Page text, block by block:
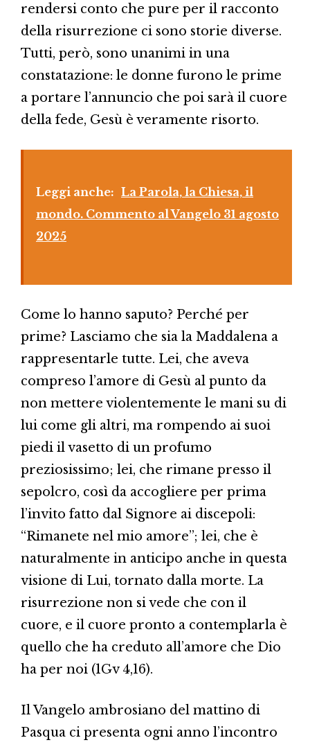
rendersi conto che pure per il racconto
della risurrezione ci sono storie diverse.
Tutti, però, sono unanimi in una
constatazione: le donne furono le prime
a portare l’annuncio che poi sarà il cuore
della fede, Gesù è veramente risorto.
Leggi anche: La Parola, la Chiesa, il
mondo. Commento al Vangelo 31 agosto
2025
Come lo hanno saputo? Perché per
prime? Lasciamo che sia la Maddalena a
rappresentarle tutte. Lei, che aveva
compreso l’amore di Gesù al punto da
non mettere violentemente le mani su di
lui come gli altri, ma rompendo ai suoi
piedi il vasetto di un profumo
preziosissimo; lei, che rimane presso il
sepolcro, così da accogliere per prima
l’invito fatto dal Signore ai discepoli:
“Rimanete nel mio amore”; lei, che è
naturalmente in anticipo anche in questa
visione di Lui, tornato dalla morte. La
risurrezione non si vede che con il
cuore, e il cuore pronto a contemplarla è
quello che ha creduto all’amore che Dio
ha per noi (1Gv 4,16).
Il Vangelo ambrosiano del mattino di
Pasqua ci presenta ogni anno l’incontro